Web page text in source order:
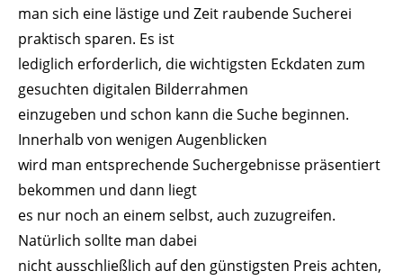
man sich eine lästige und Zeit raubende Sucherei
praktisch sparen. Es ist
lediglich erforderlich, die wichtigsten Eckdaten zum
gesuchten digitalen Bilderrahmen
einzugeben und schon kann die Suche beginnen.
Innerhalb von wenigen Augenblicken
wird man entsprechende Suchergebnisse präsentiert
bekommen und dann liegt
es nur noch an einem selbst, auch zuzugreifen.
Natürlich sollte man dabei
nicht ausschließlich auf den günstigsten Preis achten,